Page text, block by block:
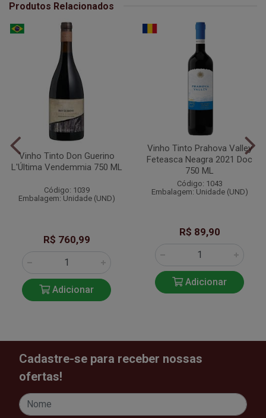
Produtos Relacionados
Vinho Tinto Don Guerino
L'Última Vendemmia 750 ML
Código: 1039
Embalagem: Unidade (UND)
R$ 760,99
Adicionar
Vinho Tinto Prahova Valley
Feteasca Neagra 2021 Doc
750 ML
Código: 1043
Embalagem: Unidade (UND)
R$ 89,90
Adicionar
Cadastre-se para receber nossas
ofertas!